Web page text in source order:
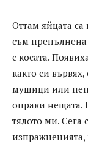
Оттам яйцата
съм препълнена
с косата.
както си
мушици или
оправи нещата.
тялото ми. Сега